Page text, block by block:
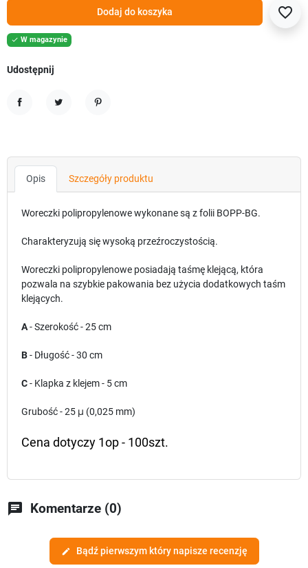
Dodaj do koszyka favorite_border
 W magazynie
Udostępnij
Opis Szczegóły produktu
Woreczki polipropylenowe wykonane są z folii BOPP-BG.
Charakteryzują się wysoką przeźroczystością.
Woreczki polipropylenowe posiadają taśmę klejącą, która
pozwala na szybkie pakowania bez użycia dodatkowych taśm
klejących.
A- Szerokość - 25 cm
B- Długość - 30 cm
C- Klapka z klejem - 5 cm
Grubość - 25 μ (0,025 mm)
Cena dotyczy 1op - 100szt.
chat Komentarze (0)
edit Bądź pierwszym który napisze recenzję